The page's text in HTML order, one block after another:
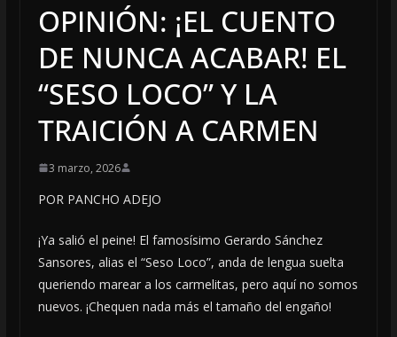
OPINIÓN: ¡EL CUENTO
DE NUNCA ACABAR! EL
“SESO LOCO” Y LA
TRAICIÓN A CARMEN
3 marzo, 2026
POR PANCHO ADEJO
​¡Ya salió el peine! El famosísimo Gerardo Sánchez
Sansores, alias el “Seso Loco”, anda de lengua suelta
queriendo marear a los carmelitas, pero aquí no somos
nuevos. ¡Chequen nada más el tamaño del engaño!